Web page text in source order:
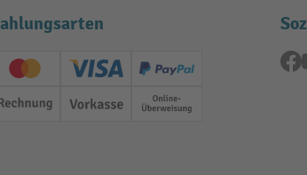
Creditcard (Master)Creditcard (Visa)
PayPal
Rechnung Vorkasse Online-Überweisung